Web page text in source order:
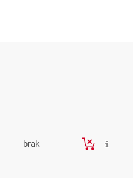
brak